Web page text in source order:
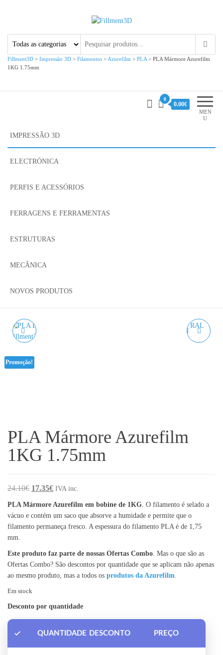
Fillment3D
Fillment3D > Impressão 3D > Filamentos > Azurefilm > PLA > PLA Mármore Azurefilm
1KG 1.75mm
MEN
U
0
0.00€
IMPRESSÃO 3D
ELECTRÓNICA
PERFIS E ACESSÓRIOS
FERRAGENS E FERRAMENTAS
ESTRUTURAS
MECÂNICA
NOVOS PRODUTOS
AZUREFILM RAL 2008 -
PLA AMARELO NEON
Promoção!
PLA Mármore Azurefilm
1KG 1.75mm
24.10€ O preço original era: 24.10€.
17.35€O preço atual é: 17.35€.
IVA inc.
PLA Mármore Azurefilm em bobine de 1KG . O filamento é selado a
vácuo e contém um saco que absorve a humidade e permite que o
filamento permaneça fresco. A espessura do filamento PLA é de 1,75
mm.
Este produto faz parte de nossas Ofertas Combo . Mas o que são as
Ofertas Combo? São descontos por quantidade que se aplicam não apenas
ao mesmo produto, mas a todos os produtos da Azurefilm
Em stock
Desconto por quantidade
QUANTIDADE DESCONTO PREÇO